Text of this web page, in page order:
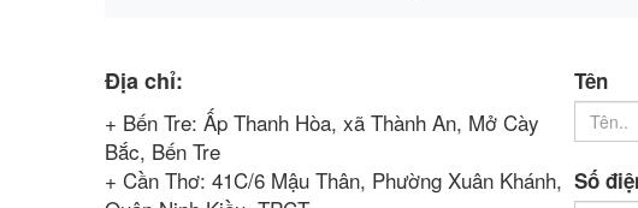
Địa chỉ:
+ Bến Tre: Ấp Thanh Hòa, xã Thành An, Mở Cày
Bắc, Bến Tre
+ Cần Thơ: 41C/6 Mậu Thân, Phường Xuân Khánh,
Tên
Số